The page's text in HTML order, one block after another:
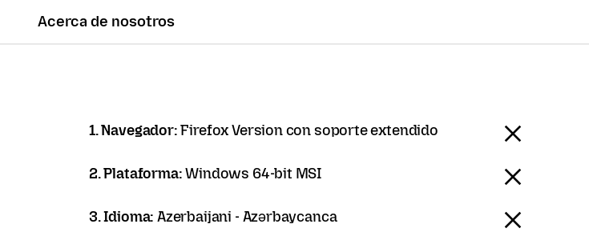
Acerca de nosotros
1. Navegador:Firefox Version con soporte extendido
2. Plataforma:Windows 64-bit MSI
3. Idioma:Azerbaijani - Azərbaycanca